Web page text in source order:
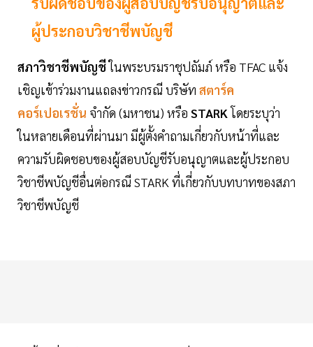
ผู้ประกอบวิชาชีพบัญชี
สภาวิชาชีพบัญชีในพระบรมราชุปถัมภ์ หรือ TFAC แจ้ง
เชิญเข้าร่วมงานแถลงข่าวกรณี บริษัท สตาร์ค
คอร์เปอเรชั่น จำกัด (มหาชน) หรือ STARKโดยระบุว่า
ในหลายเดือนที่ผ่านมา มีผู้ตั้งคำถามเกี่ยวกับหน้าที่และ
ความรับผิดชอบของผู้สอบบัญชีรับอนุญาตและผู้ประกอบ
วิชาชีพบัญชีอื่นต่อกรณี STARK ที่เกี่ยวกับบทบาทของสภา
วิชาชีพบัญชี